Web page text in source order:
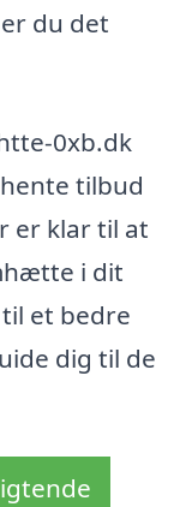
du det
0xb.dk
tilbud
er klar til at
i dit
et bedre
dig til de